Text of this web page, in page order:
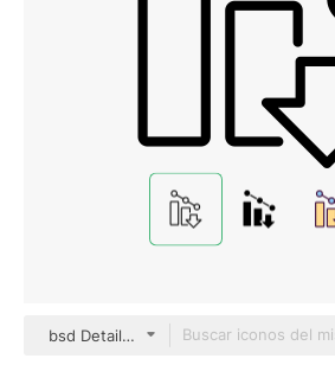
bsd Detailed Outline